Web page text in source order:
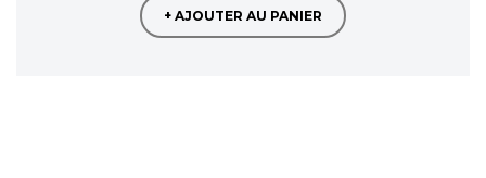
+ AJOUTER AU PANIER